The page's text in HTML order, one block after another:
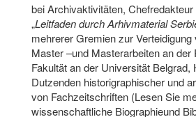
bei Archivaktivitäten,
„Leitfaden durch Arhivmaterial
mehrerer Gremien zur
Master –und Masterarbeiten an der
Fakultät an der Universität Belgrad,
Dutzenden historigraphischer und
von Fachzeitschriften (Lesen Sie
wissenschaftliche Biographieund